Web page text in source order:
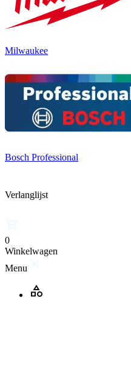
Milwaukee
Bosch Professional
Verlanglijst
0
Winkelwagen
Menu